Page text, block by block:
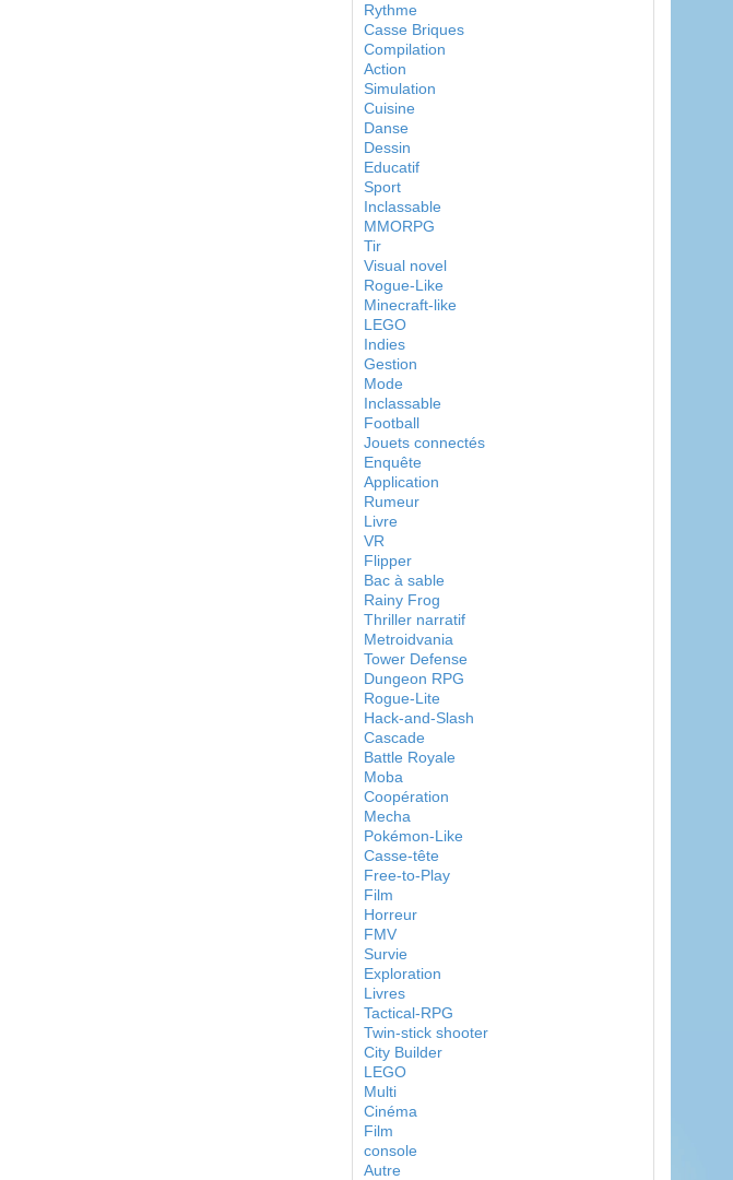
Rythme
Casse Briques
Compilation
Action
Simulation
Cuisine
Danse
Dessin
Educatif
Sport
Inclassable
MMORPG
Tir
Visual novel
Rogue-Like
Minecraft-like
LEGO
Indies
Gestion
Mode
Inclassable
Football
Jouets connectés
Enquête
Application
Rumeur
Livre
VR
Flipper
Bac à sable
Rainy Frog
Thriller narratif
Metroidvania
Tower Defense
Dungeon RPG
Rogue-Lite
Hack-and-Slash
Cascade
Battle Royale
Moba
Coopération
Mecha
Pokémon-Like
Casse-tête
Free-to-Play
Film
Horreur
FMV
Survie
Exploration
Livres
Tactical-RPG
Twin-stick shooter
City Builder
LEGO
Multi
Cinéma
Film
console
Autre